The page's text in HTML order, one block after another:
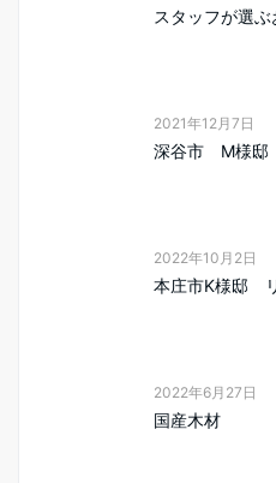
スタッフが選
2021年12月7日
深谷市 M様邸
2022年10月2日
本庄市K様邸
2022年6月27日
国産木材